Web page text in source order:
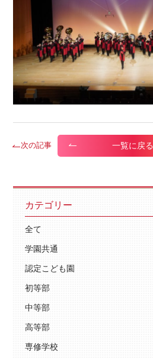
次の記事 一覧に戻る
カテゴリー
全て
学園共通
認定こども園
初等部
中等部
高等部
専修学校